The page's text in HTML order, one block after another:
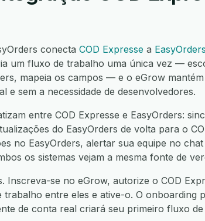
conecta COD Expresse a
um fluxo de trabalho uma única vez —
mapeia os campos — e o eGrow
e sem a necessidade de desenvolvedores.
entre COD Expresse e EasyOrders:
do EasyOrders de volta para o
no EasyOrders, alertar sua equipe no
os sistemas vejam a mesma fonte de
Inscreva-se no eGrow, autorize o COD
entre eles e ative-o. O onboarding
de conta real criará seu primeiro fluxo